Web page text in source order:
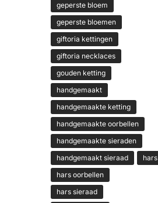
geperste bloem
geperste bloemen
giftoria kettingen
giftoria necklaces
gouden ketting
handgemaakt
handgemaakte ketting
handgemaakte oorbellen
handgemaakte sieraden
handgemaakt sieraad
hars
hars oorbellen
hars sieraad